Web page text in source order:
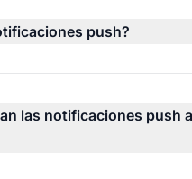
push?
las notificaciones push